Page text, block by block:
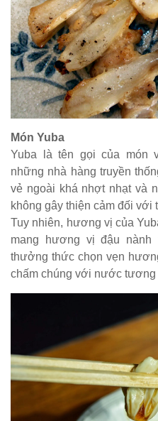
Món Yuba
Yuba là tên gọi của món
những nhà hàng truyền
vẻ ngoài khá nhợt nhạt và
không gây thiện cảm đối với
Tuy nhiên, hương vị của
mang hương vị đậu nành
thưởng thức chọn vẹn
chấm chúng với nước